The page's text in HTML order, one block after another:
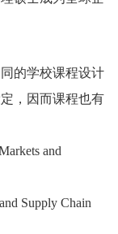
的学校课程设计
，因而课程也有
and
Supply Chain